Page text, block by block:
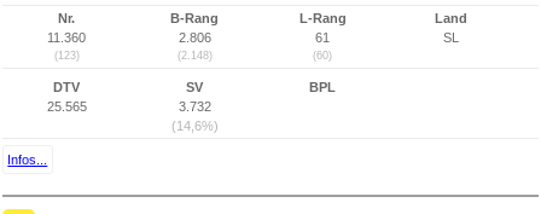
Nr.
11.360
(123)
B-Rang
2.806
(2.148)
L-Rang
61
(60)
Land
SL
DTV
25.565
SV
3.732
(14,6%)
BPL
Infos...